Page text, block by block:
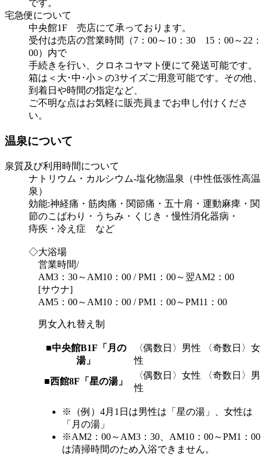
です。
宅急便について
中央館1F 売店にて承っております。
受付は売店の営業時間（7：00～10：30 15：00～22：
00）内で
手続きを行い、クロネコヤマト便にて発送可能です。
箱は＜大･中･小＞の3サイズご用意可能です。その他、
到着日や時間の指定など、
ご不明な点はお気軽に販売員までお申し付けくださ
い。
温泉について
泉質及び利用時間について
ナトリウム・カルシウム-塩化物温泉（中性低張性高温
泉）
効能:神経痛・筋肉痛・関節痛・五十肩・運動麻痺・関
節のこばわり・うちみ・くじき・慢性消化器病・
痔疾・冷え症 など
◇大浴場
営業時間/
AM3：30～AM10：00 / PM1：00～翌AM2：00
[サウナ]
AM5：00～AM10：00 / PM1：00～PM11：00
男女入れ替え制
■中央館B1F「月の
湯」
〈偶数日〉男性 〈奇数日〉女
性
■西館8F「星の湯」
〈偶数日〉女性 〈奇数日〉男
性
※（例）4月1日は男性は「星の湯」、女性は
「月の湯」
※AM2：00～AM3：30、AM10：00～PM1：00
は清掃時間のため入浴できません。